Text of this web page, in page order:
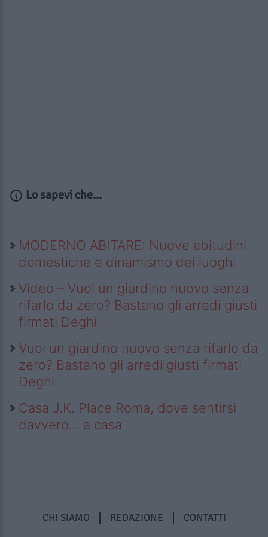
Lo sapevi che...
MODERNO ABITARE: Nuove abitudini
domestiche e dinamismo dei luoghi
Video – Vuoi un giardino nuovo senza
rifarlo da zero? Bastano gli arredi giusti
firmati Deghi
Vuoi un giardino nuovo senza rifarlo da
zero? Bastano gli arredi giusti firmati
Deghi
Casa J.K. Place Roma, dove sentirsi
davvero… a casa
CHI SIAMO REDAZIONE CONTATTI